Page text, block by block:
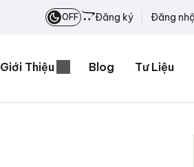
OFF Đăng ký Đăng
Giới Thiệu Blog Tư Liệu